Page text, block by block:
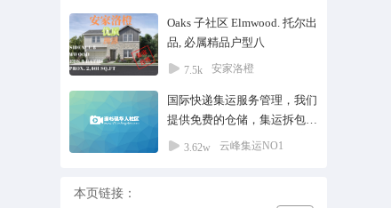
Oaks 子社区 Elmwood. 托尔出
品, 必属精品户型八
7.5k 安家洛橙
国际快递集运服务管理，我们
提供免费的仓储，集运拆包拍
照，打包拼箱服务， 我们主
3.62w 云峰集运NO1
本页链接：